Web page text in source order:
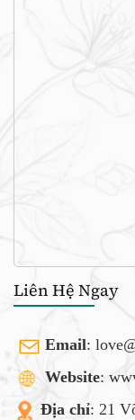
Liên Hệ Ngay
Email:
Website:
Địa chỉ: 21